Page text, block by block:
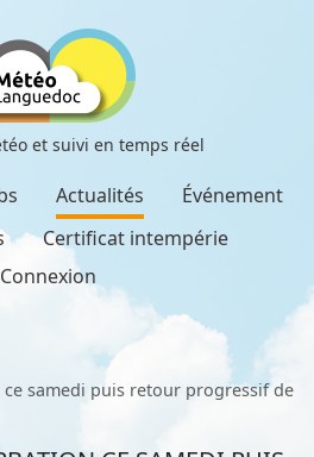
et suivi en temps réel
Actualités
Événement
Certificat intempérie
Connexion
samedi puis retour progressif de